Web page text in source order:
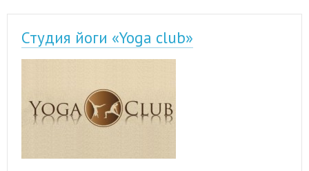
Студия йоги «Yoga club»